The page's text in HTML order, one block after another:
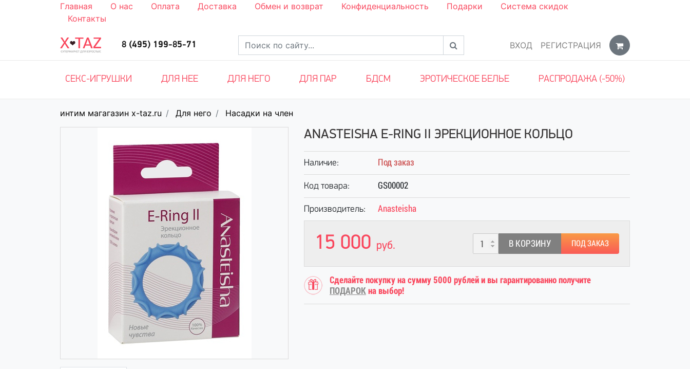
Главная О нас Оплата Доставка Обмен и возврат Конфиденциальность Подарки
Система скидок
Контакты
8 (495) 199-85-71 ВХОД РЕГИСТРАЦИЯ
СЕКС-ИГРУШКИ ДЛЯ НЕЕ ДЛЯ НЕГО ДЛЯ ПАР БДСМ ЭРОТИЧЕСКОЕ БЕЛЬЕ РАСПРОДАЖА (-50%)
интим магагазин x-taz.ru Для него Насадки на член
ANASTEISHA E-RING II ЭРЕКЦИОННОЕ КОЛЬЦО
Наличие: Под заказ
Код товара: GS00002
Производитель: Anasteisha
15 000 руб. В КОРЗИНУ ПОД ЗАКАЗ
Сделайте покупку на сумму 5000 рублей и вы гарантированно получите
ПОДАРОК на выбор!